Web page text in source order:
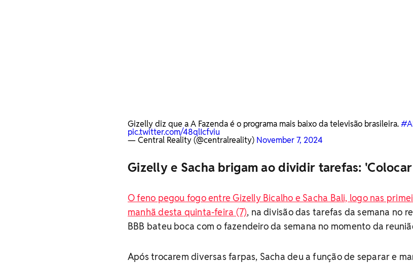
Gizelly diz que a A Fazenda é o programa mais baixo da televisão brasileira.
pic.twitter.com/48qlIcfviu
— Central Reality (@centralreality) November 7, 2024
Gizelly e Sacha brigam ao dividir tarefas:
O feno pegou fogo entre Gizelly Bicalho e Sacha Bali, logo nas
manhã desta quinta-feira (7), na divisão das tarefas da semana no
BBB bateu boca com o fazendeiro da semana no momento da
Após trocarem diversas farpas, Sacha deu a função de separar e